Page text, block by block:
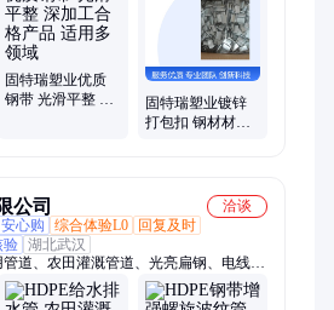
固特瑞塑业优质
钢带 光滑平整 深
固特瑞塑业镀锌
打包扣 钢材材质
公司
洽谈
安心购 综合体验L0
回复及时
验 湖北武汉
道、农田灌溉管道、光亮扁钢、电线电
护管